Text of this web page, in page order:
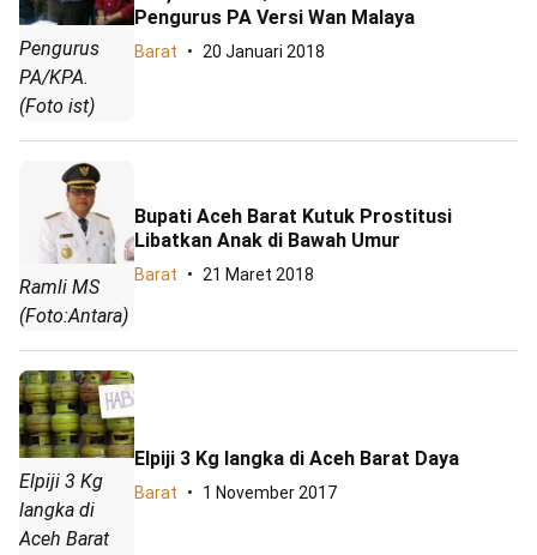
Pengurus
PA/KPA.
(Foto ist)
Pengurus PA Versi Wan Malaya
Barat 20 Januari 2018
Ramli MS
(Foto:Antara)
Bupati Aceh Barat Kutuk Prostitusi
Libatkan Anak di Bawah Umur
Barat 21 Maret 2018
Elpiji 3 Kg
langka di
Aceh Barat
Elpiji 3 Kg langka di Aceh Barat Daya
Barat 1 November 2017